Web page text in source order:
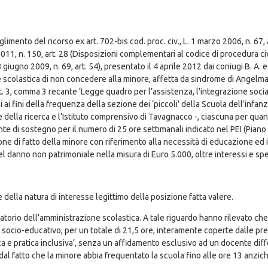
del ricorso ex art. 702-bis cod. proc. civ., L. 1 marzo 2006, n.
n. 150, art. 28 (Disposizioni complementari al codice di procedura
2009, n. 69, art. 54), presentato il 4 aprile 2012 dai coniugi B. A. e
di non concedere alla minore, affetta da sindrome di
comma 3 recante ‘Legge quadro per l’assistenza, l’integrazione
fini della frequenza della sezione dei ‘piccoli’ della Scuola
ricerca e l’Istituto comprensivo di Tavagnacco -, ciascuna per
di sostegno per il numero di 25 ore settimanali indicato nel PEI
di fatto della minore con riferimento alla necessità di educazione
non patrimoniale nella misura di Euro 5.000, oltre interessi e
natura di interesse legittimo della posizione fatta valere.
dell’amministrazione scolastica. A tale riguardo hanno rilevato
educativo, per un totale di 21,5 ore, interamente coperte dalle
e pratica inclusiva’, senza un affidamento esclusivo ad un docente
fatto che la minore abbia frequentato la scuola fino alle ore 13